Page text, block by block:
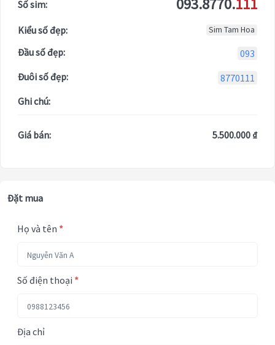
Số sim: 093.8770.111
Kiểu số đẹp: Sim Tam Hoa
Đầu số đẹp:
093
Đuôi số đẹp:
8770111
Ghi chú:
Giá bán: 5.500.000 ₫
Đặt mua
Họ và tên *
Số điện thoại *
Địa chỉ